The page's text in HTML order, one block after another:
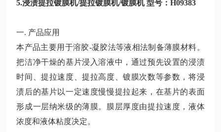
5.浸渍提拉镀膜机/提拉镀膜机/镀膜机 型号：H09383
一. 产品应用
本产品主要用于溶胶-凝胶法等液相法制备薄膜材料。
把洁净干燥的基片浸入溶液中，通过预先设置的浸渍
时间、提拉速度、提拉高度、镀膜次数等参数，将浸
渍后的基片以一定速度慢慢提拉起来，在基片的表面
形成一层纳米级的薄膜。膜层厚度由提拉速度，液体
浓度和液体粘度决定。